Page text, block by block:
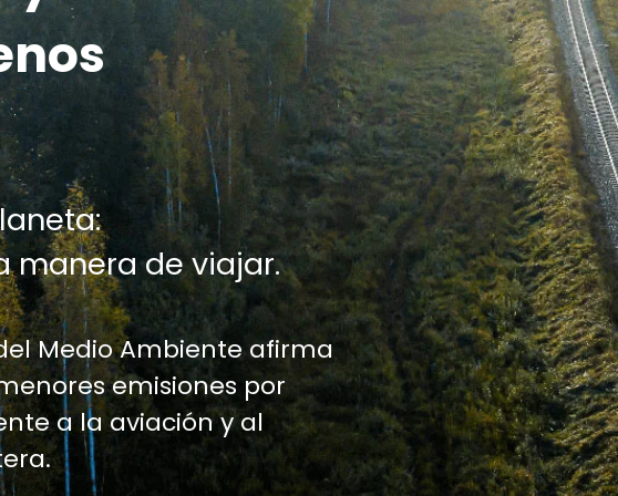
manera de viajar.
Medio Ambiente afirma
emisiones por
a la aviación y al